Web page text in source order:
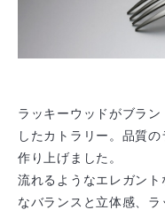
ラッキーウッドがブラ
したカトラリー。品質
作り上げました。
流れるようなエレガン
なバランスと立体感、